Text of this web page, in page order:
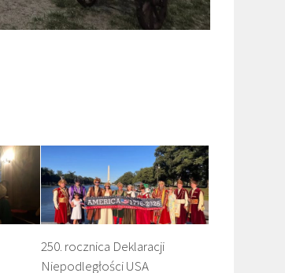
250. rocznica Deklaracji
Niepodległości USA